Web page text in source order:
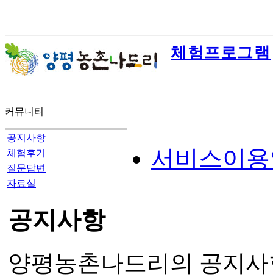
체험프로그램
커뮤니티
공지사항
체험후기
질문답변
자료실
공지사항
양평농촌나드리의 공지
서비스이